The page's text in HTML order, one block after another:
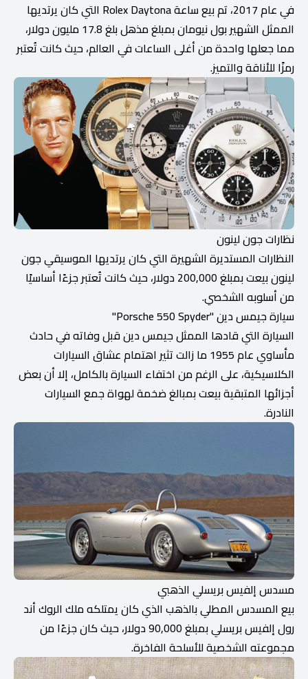
في عام 2017، تم بيع ساعة Rolex Daytona التي كان يرتديها
الممثل الشهير بول نيومان بمبلغ مذهل بلغ 17.8 مليون دولار،
مما جعلها واحدة من أغلى الساعات في العالم، حيث كانت تُعتبر
رمزًا للأناقة والتميز.
نظارات جون لينون
النظارات المستديرة الشهيرة التي كان يرتديها الموسيقي جون
لينون بيعت بمبلغ 200,000 دولار، حيث كانت تُعتبر جزءًا أساسيًا
من أسلوبه الشخصي.
سيارة جيمس دين "Porsche 550 Spyder"
السيارة التي قادها الممثل جيمس دين قبل وفاته في حادث
مأساوي عام 1955 ما زالت تثير اهتمام عشاق السيارات
الكلاسيكية، على الرغم من اختفاء السيارة بالكامل، إلا أن بعض
أجزائها المتبقية بيعت بمبالغ ضخمة لهواة جمع السيارات
النادرة.
مسدس إلفيس بريسلي الذهبي
بيع المسدس المطلي بالذهب الذي كان يمتلكه ملك الروك أند
رول إلفيس بريسلي بمبلغ 90,000 دولار، حيث كان جزءًا من
مجموعته الشخصية للأسلحة الفاخرة.